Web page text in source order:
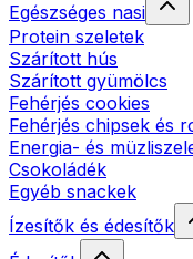
Egészséges nasi
Protein szeletek
Szárított hús
Szárított gyümölcs
Fehérjés cookies
Fehérjés chipsek és
Energia- és
Csokoládék
Egyéb snackek
Ízesítők és édesítők